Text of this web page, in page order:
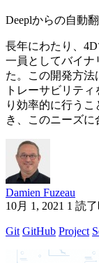
Deeplからの自動
長年にわたり、
一員としてバイナ
た。この開発方法
トレーサビリテ
り効率的に行う
き、このニーズに
Damien Fuzeau
10月 1, 2021 1 読
Git GitHub Project